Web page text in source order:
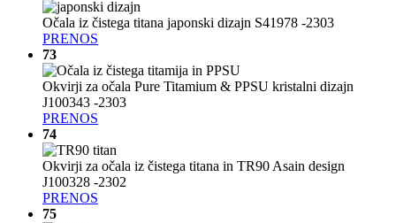
Očala iz čistega titana japonski dizajn S41978 -2303
PRENOS
73
Okvirji za očala Pure Titamium & PPSU kristalni dizajn
J100343 -2303
PRENOS
74
Okvirji za očala iz čistega titana in TR90 Asain design
J100328 -2302
PRENOS
75